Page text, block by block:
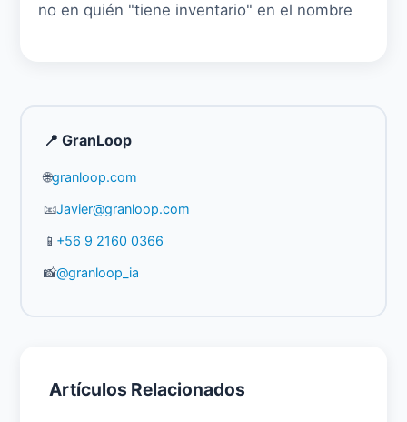
no en quién "tiene inventario" en el nombre
📍 GranLoop
🌐granloop.com
📧Javier@granloop.com
📱 +56 9 2160 0366
📸@granloop_ia
Artículos Relacionados